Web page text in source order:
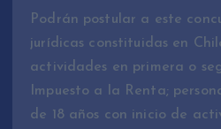
Podrán postular a este
jurídicas constituidas en
actividades en primera o
Impuesto a la Renta;
de 18 años con inicio de